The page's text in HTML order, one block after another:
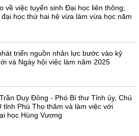
về việc tuyển sinh Đại học liên thông;
học thứ hai hệ vừa làm vừa học năm
triển nguồn nhân lực bước vào kỷ
và Ngày hội việc làm năm 2025
Duy Đông - Phó Bí thư Tỉnh ủy, Chủ
tỉnh Phú Thọ thăm và làm việc với
học Hùng Vương